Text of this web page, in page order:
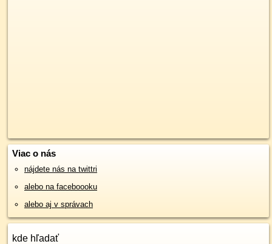
Viac o nás
nájdete nás na twittri
alebo na faceboooku
alebo aj v správach
kde hľadať